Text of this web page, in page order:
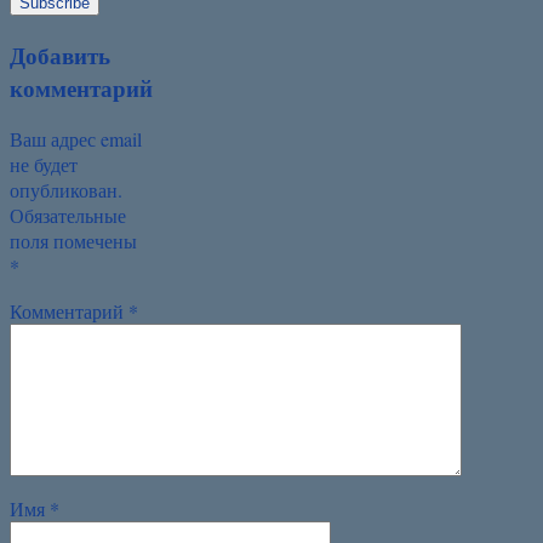
Добавить
комментарий
Ваш адрес email
не будет
опубликован.
Обязательные
поля помечены
*
Комментарий *
Имя *